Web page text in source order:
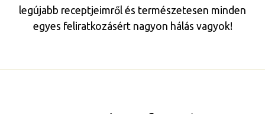
legújabb receptjeimről és természetesen minden
egyes feliratkozásért nagyon hálás vagyok!